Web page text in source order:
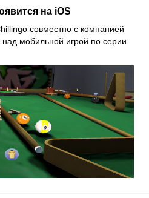
на iOS
совместно с компанией
мобильной игрой по серии